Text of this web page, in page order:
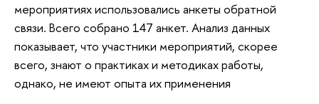
мероприятиях использовались анкеты обратной
связи. Всего собрано 147 анкет. Анализ данных
показывает, что участники мероприятий, скорее
всего, знают о практиках и методиках работы,
однако, не имеют опыта их применения